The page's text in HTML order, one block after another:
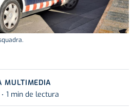
MULTIMEDIA
1 min de lectura